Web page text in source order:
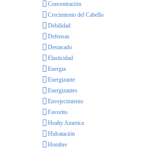
Concentración
Crecimiento del Cabello
Debilidad
Defensas
Destacado
Elasticidad
Energia
Energizante
Energizantes
Envejecimiento
Favorito
Healty America
Hidratación
Hombre